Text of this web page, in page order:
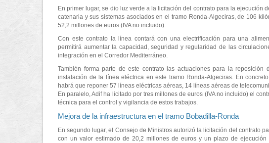
En primer lugar, se dio luz verde a la licitación del contrato para la ejecución
catenaria y sus sistemas asociados en el tramo Ronda-Algeciras, de 106
52,2 millones de euros (IVA no incluido).
Con este contrato la línea contará con una electrificación para una
permitirá aumentar la capacidad, seguridad y regularidad de las
integración en el Corredor Mediterráneo.
También forma parte de este contrato las actuaciones para la reposición
instalación de la línea eléctrica en este tramo Ronda-Algeciras. En
habrá que reponer 57 líneas eléctricas aéreas, 14 líneas aéreas de
En paralelo, Adif ha licitado por tres millones de euros (IVA no incluido) el
técnica para el control y vigilancia de estos trabajos.
Mejora de la infraestructura en el tramo Bobadilla-Ronda
En segundo lugar, el Consejo de Ministros autorizó la licitación del contrato
con un valor estimado de 20,2 millones de euros y un plazo de